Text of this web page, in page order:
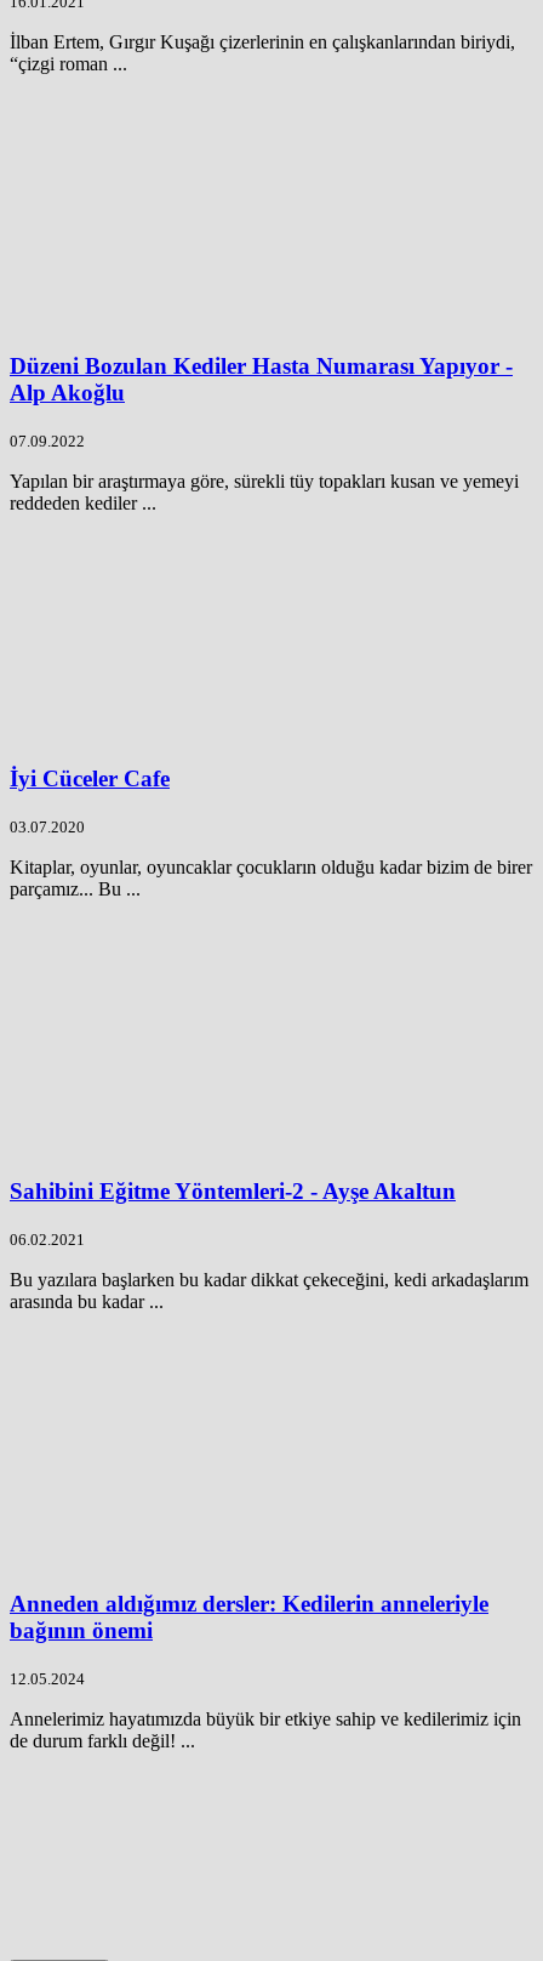
İlban Ertem, Gırgır Kuşağı çizerlerinin en çalışkanlarından biriydi,
“çizgi roman ...
Düzeni Bozulan Kediler Hasta Numarası Yapıyor -
Alp Akoğlu
07.09.2022
Yapılan bir araştırmaya göre, sürekli tüy topakları kusan ve yemeyi
reddeden kediler ...
İyi Cüceler Cafe
03.07.2020
Kitaplar, oyunlar, oyuncaklar çocukların olduğu kadar bizim de birer
parçamız... Bu ...
Sahibini Eğitme Yöntemleri-2 - Ayşe Akaltun
06.02.2021
Bu yazılara başlarken bu kadar dikkat çekeceğini, kedi arkadaşlarım
arasında bu kadar ...
Anneden aldığımız dersler: Kedilerin anneleriyle
bağının önemi
12.05.2024
Annelerimiz hayatımızda büyük bir etkiye sahip ve kedilerimiz için
de durum farklı değil! ...